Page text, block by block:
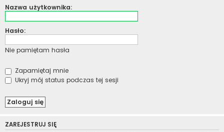
Nazwa użytkownika:
Hasło:
Nie pamiętam hasła
Zapamiętaj mnie
Ukryj mój status podczas tej sesji
ZAREJESTRUJ SIĘ